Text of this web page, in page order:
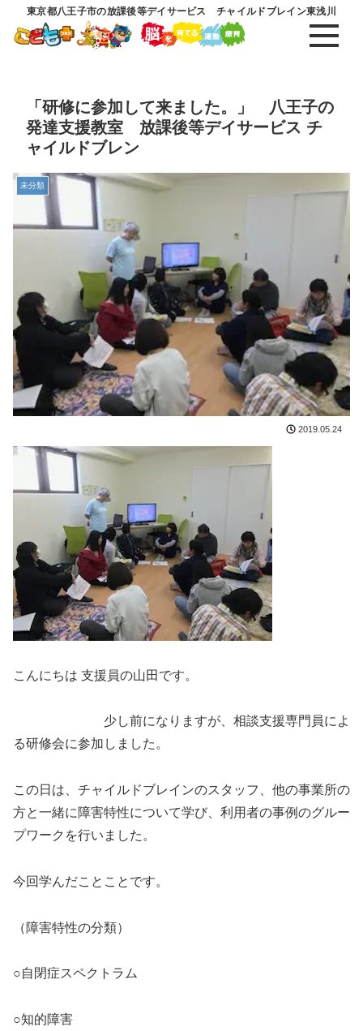
東京都八王子市の放課後等デイサービス チャイルドブレイン東浅川
「研修に参加して来ました。」 八王子の
発達支援教室 放課後等デイサービス チ
ャイルドブレン
未分類
2019.05.24
こんにちは 支援員の山田です。
少し前になりますが、相談支援専門員によ
る研修会に参加しました。
この日は、チャイルドブレインのスタッフ、他の事業所の
方と一緒に障害特性について学び、利用者の事例のグルー
プワークを行いました。
今回学んだことことです。
（障害特性の分類）
○自閉症スペクトラム
○知的障害